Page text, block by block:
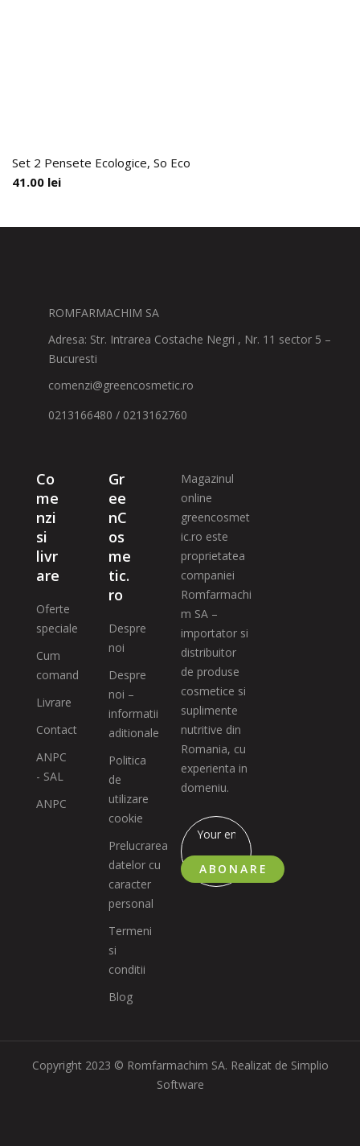
Set 2 Pensete Ecologice, So Eco
41.00 lei
ROMFARMACHIM SA
Adresa: Str. Intrarea Costache Negri , Nr. 11 sector 5 –
Bucuresti
comenzi@greencosmetic.ro
0213166480 / 0213162760
Co
me
nzi
si
livr
are
Oferte
speciale
Cum
comand
Livrare
Contact
ANPC
- SAL
ANPC
Gr
ee
nC
os
me
tic.
ro
Despre
noi
Despre
noi –
informatii
aditionale
Politica
de
utilizare
cookie
Prelucrarea
datelor cu
caracter
personal
Termeni
si
conditii
Blog
Magazinul
online
greencosmet
ic.ro este
proprietatea
companiei
Romfarmachi
m SA –
importator si
distribuitor
de produse
cosmetice si
suplimente
nutritive din
Romania, cu
experienta in
domeniu.
ABONARE
Copyright 2023 © Romfarmachim SA. Realizat de Simplio
Software